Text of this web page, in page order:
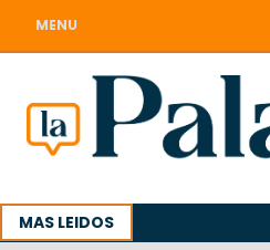
MENU
MAS LEIDOS